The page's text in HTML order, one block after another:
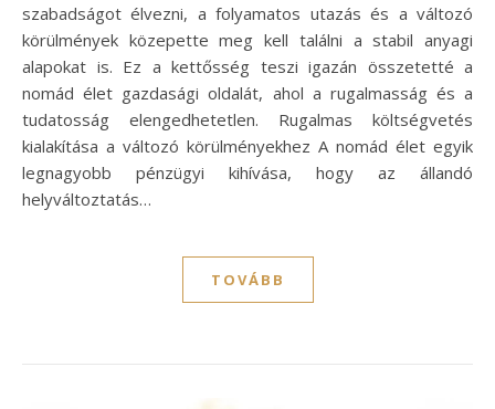
szabadságot élvezni, a folyamatos utazás és a változó
körülmények közepette meg kell találni a stabil anyagi
alapokat is. Ez a kettősség teszi igazán összetetté a
nomád élet gazdasági oldalát, ahol a rugalmasság és a
tudatosság elengedhetetlen. Rugalmas költségvetés
kialakítása a változó körülményekhez A nomád élet egyik
legnagyobb pénzügyi kihívása, hogy az állandó
helyváltoztatás…
TOVÁBB